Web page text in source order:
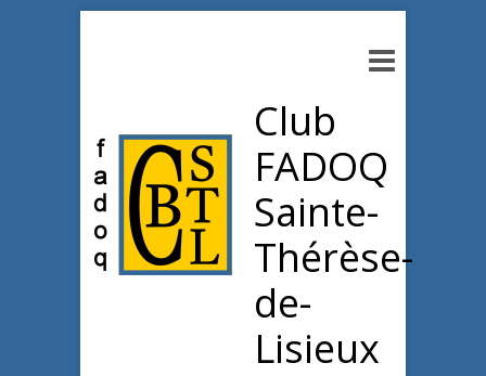
Club
FADOQ
Sainte-
Thérèse-
de-
Lisieux